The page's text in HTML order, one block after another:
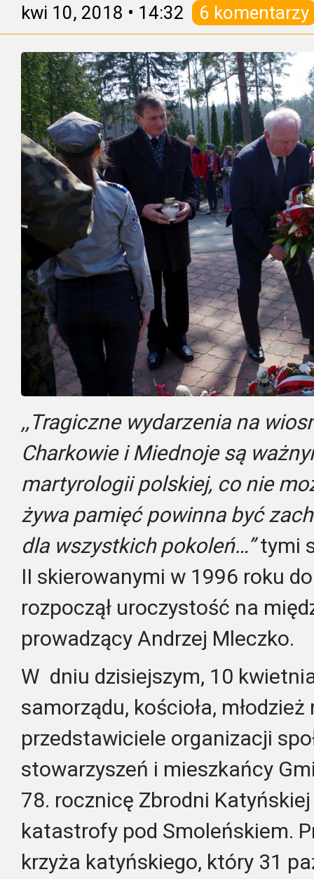
kwi 10, 2018 • 14:32 6 komentarzy
,,Tragiczne wydarzenia na
Charkowie i Miednoje są
martyrologii polskiej, co nie
żywa pamięć powinna być
dla wszystkich pokoleń…”tymi
II skierowanymi w 1996 roku
rozpoczął uroczystość na
prowadzący Andrzej Mleczko.
W dniu dzisiejszym, 10
samorządu, kościoła,
przedstawiciele organizacji
stowarzyszeń i mieszkańcy
78. rocznicę Zbrodni
katastrofy pod Smoleńskiem.
krzyża katyńskiego, który 31